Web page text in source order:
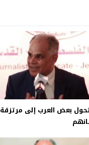
بعض العرب إلى مرتزقة